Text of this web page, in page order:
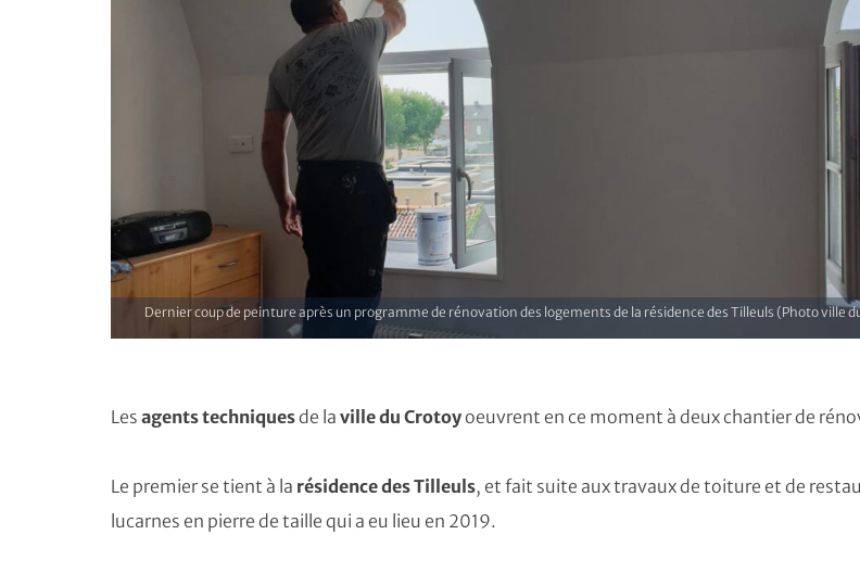
Dernier coup de peinture après un programme de rénovation des logements de la résidence des Tilleuls (Photo ville
Les agents techniquesde la ville du Crotoyoeuvrent en ce moment à deux chantier de
Le premier se tient à la résidence des Tilleuls, et fait suite aux travaux de toiture et de
lucarnes en pierre de taille qui a eu lieu en 2019.